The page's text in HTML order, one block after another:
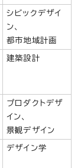
シビックデザイ
ン、
都市地域計画
建築設計
プロダクトデザ
イン、
景観デザイン
デザイン学